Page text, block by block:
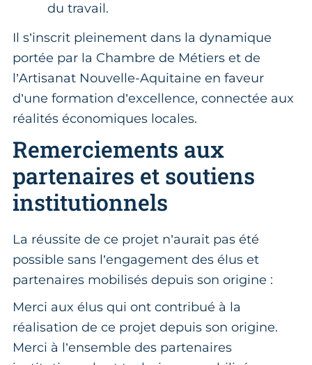
du travail.
Il s’inscrit pleinement dans la dynamique
portée par la Chambre de Métiers et de
l’Artisanat Nouvelle-Aquitaine en faveur
d’une formation d’excellence, connectée aux
réalités économiques locales.
Remerciements aux
partenaires et soutiens
institutionnels
La réussite de ce projet n’aurait pas été
possible sans l’engagement des élus et
partenaires mobilisés depuis son origine :
Merci aux élus qui ont contribué à la
réalisation de ce projet depuis son origine.
Merci à l’ensemble des partenaires